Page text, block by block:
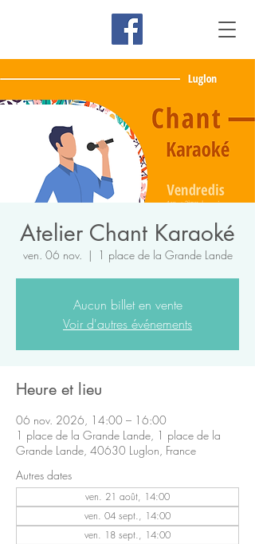
Atelier Chant Karaoké
ven. 06 nov.
  |
1 place de la Grande Lande
Aucun billet en vente
Voir d'autres événements
Heure et lieu
06 nov. 2026, 14:00 – 16:00
1 place de la Grande Lande, 1 place de la
Grande Lande, 40630 Luglon, France
Autres dates
ven. 21 août, 14:00
ven. 04 sept., 14:00
ven. 18 sept., 14:00